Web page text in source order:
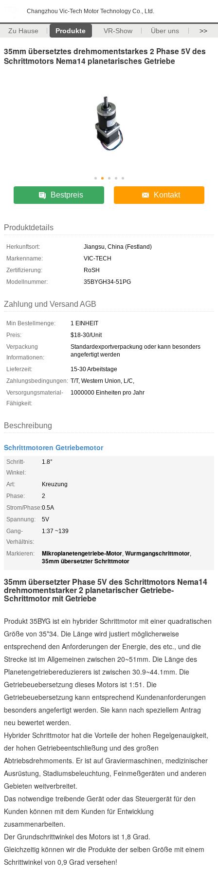
Changzhou Vic-Tech Motor Technology Co., Ltd.
Zu Hause Produkte VR-Show Über uns >>
35mm übersetztes drehmomentstarkes 2 Phase 5V des
Schrittmotors Nema14 planetarisches Getriebe
Bestpreis Kontakt
Produktdetails
Herkunftsort:
Jiangsu, China (Festland)
Markenname:
VIC-TECH
Zertifizierung:
RoSH
Modellnummer:
35BYGH34-51PG
Zahlung und Versand AGB
Min Bestellmenge:
1 EINHEIT
Preis:
$18-30/Unit
Verpackung
Informationen:
Standardexportverpackung oder kann besonders
angefertigt werden
Lieferzeit:
15-30 Arbeitstage
Zahlungsbedingungen: T/T, Western Union, L/C,
Versorgungsmaterial-
Fähigkeit:
1000000 Einheiten pro Jahr
Beschreibung
Schrittmotoren Getriebemotor
Schritt-
Winkel:
1.8°
Art:
Kreuzung
Phase:
2
Strom/Phase:0.5A
Spannung:
5V
Gang-
Verhältnis:
1:37 ~139
Markieren: Mikroplanetengetriebe-Motor, Wurmgangschrittmotor,
35mm übersetzter Schrittmotor
35mm übersetzter Phase 5V des Schrittmotors Nema14
drehmomentstarker 2 planetarischer Getriebe-
Schrittmotor mit Getriebe
Produkt 35BYG ist ein hybrider Schrittmotor mit einer quadratischen
Größe von 35*34. Die Länge wird justiert möglicherweise
entsprechend den Anforderungen der Energie, des etc., und die
Strecke ist im Allgemeinen zwischen 20~51mm. Die Länge des
Planetengetriebereduzierers ist zwischen 30.9~44.1mm. Die
Getriebeuebersetzung dieses Motors ist 1:51. Die
Getriebeuebersetzung kann entsprechend Kundenanforderungen
besonders angefertigt werden. Sie kann nach speziellem Antrag
neu bewertet werden.
Hybrider Schrittmotor hat die Vorteile der hohen Regelgenauigkeit,
der hohen Getriebeentschließung und des großen
Abtriebsdrehmoments. Er ist auf Graviermaschinen, medizinischer
Ausrüstung, Stadiumsbeleuchtung, Feinmeßgeräten und anderen
Gebieten weitverbreitet.
Das notwendige treibende Gerät oder das Steuergerät für den
Kunden können mit dem Kunden für Entwicklung
zusammenarbeiten.
Der Grundschrittwinkel des Motors ist 1,8 Grad.
Gleichzeitig können wir die Produkte der selben Größe mit einem
Schrittwinkel von 0,9 Grad versehen!